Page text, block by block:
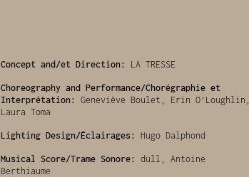
Concept and/et Direction: LA TRESSE
Choreography and Performance/Chorégraphie et
Interprétation:
Geneviève Boulet, Erin O’Loughlin,
Laura Toma
Lighting Design/Éclairages: Hugo Dalphond
Musical Score/Trame Sonore:
dull, Antoine
Berthiaume